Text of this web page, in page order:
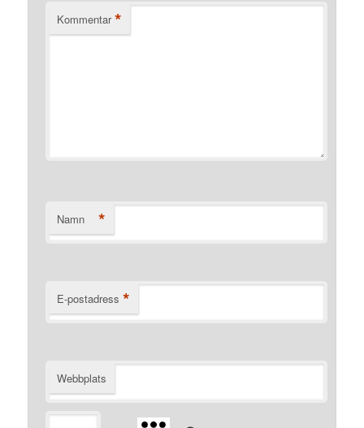
Kommentar *
Namn *
E-postadress *
Webbplats